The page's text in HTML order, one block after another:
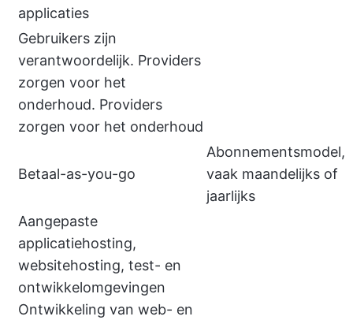
applicaties
Gebruikers zijn
verantwoordelijk. Providers
zorgen voor het
onderhoud. Providers
zorgen voor het onderhoud
Betaal-as-you-go
Abonnementsmodel,
vaak maandelijks of
jaarlijks
Aangepaste
applicatiehosting,
websitehosting, test- en
ontwikkelomgevingen
Ontwikkeling van web- en